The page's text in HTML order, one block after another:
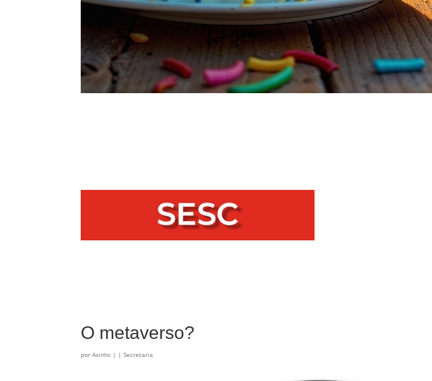
O metaverso?
porAsinhc | |Secretaria